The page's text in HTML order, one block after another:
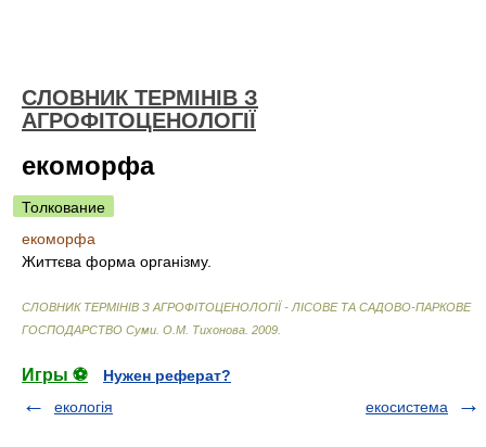
СЛОВНИК ТЕРМІНІВ З
АГРОФІТОЦЕНОЛОГІЇ
екоморфа
Толкование
екоморфа
Життєва форма організму.
СЛОВНИК ТЕРМІНІВ З АГРОФІТОЦЕНОЛОГІЇ - ЛІСОВЕ ТА САДОВО-ПАРКОВЕ
ГОСПОДАРСТВО Суми О.М. Тихонова 2009
Игры ⚽
Нужен реферат?
екологія
екосистема